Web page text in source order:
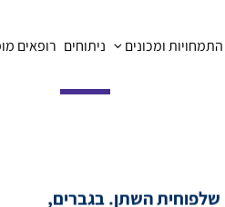
התמחויות ומכונים ניתוחים רופאים